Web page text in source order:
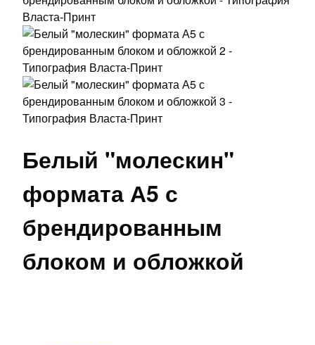
Белый "молескин"
формата А5 с
брендированным
блоком и обложкой